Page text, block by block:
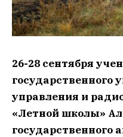
26-28 сентября
государственного
управления и
«Летной школы»
государственного